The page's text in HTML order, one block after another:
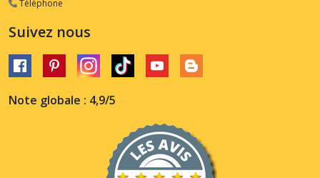
Téléphone
Suivez nous
Note globale : 4,9/5